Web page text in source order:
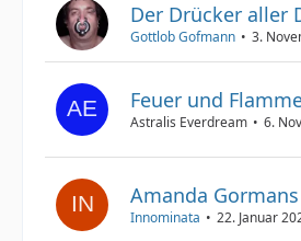
Der Drücker aller
Gottlob Gofmann 3.
Feuer und
Astralis Everdream 6.
Amanda
Innominata 22. Januar